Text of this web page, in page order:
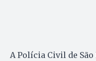
A Polícia Civil de